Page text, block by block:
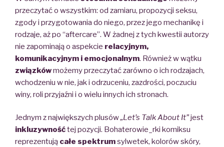
przeczytać o wszystkim: od zamiaru, propozycji seksu,
zgody i przygotowania do niego, przez jego mechanikę i
rodzaje, aż po “aftercare”. W żadnej z tych kwestii autorzy
nie zapominają o aspekcie relacyjnym,
komunikacyjnym i emocjonalnym. Również w wątku
związkówmożemy przeczytać zarówno o ich rodzajach,
wchodzeniu w nie, jak i odrzuceniu, zazdrości, poczuciu
winy, roli przyjaźni i o wielu innych ich stronach.
Jednym z największych plusów„Let’s Talk About It”jest
inkluzywnośćtej pozycji. Bohaterowie_rki komiksu
reprezentują całe spektrumsylwetek, kolorów skóry,